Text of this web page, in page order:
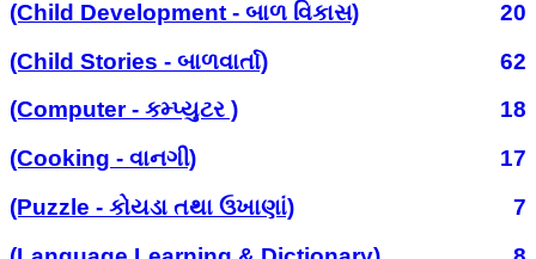
(Child Development - બાળ વિકાસ)
20
(Child Stories - બાળવાર્તા)
62
(Computer - કમ્પ્યુટર )
18
(Cooking - વાનગી)
17
(Puzzle - કોયડા તથા ઉખાણાં)
7